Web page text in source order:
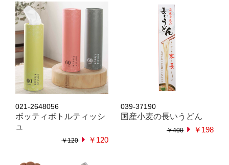
021-2648056
ボッティボトルティッシ
ュ
￥120 ￥120
039-37190
国産小麦の長いうどん
￥400 ￥198